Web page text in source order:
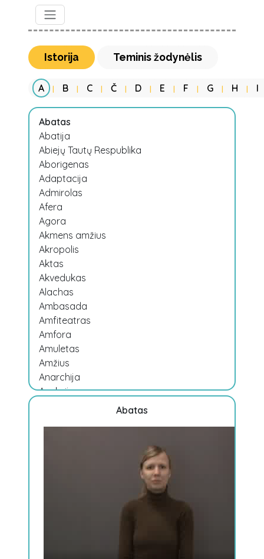
Istorija Teminis žodynėlis
A | B | C | Č | D | E | F | G | H | I
Abatas
Abatija
Abiejų Tautų Respublika
Aborigenas
Adaptacija
Admirolas
Afera
Agora
Akmens amžius
Akropolis
Aktas
Akvedukas
Alachas
Ambasada
Amfiteatras
Amfora
Amuletas
Amžius
Anarchija
Aneksija
Abatas